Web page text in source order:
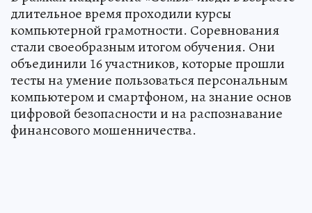
длительное время проходили курсы
компьютерной грамотности. Соревнования
стали своеобразным итогом обучения. Они
объединили 16 участников, которые прошли
тесты на умение пользоваться персональным
компьютером и смартфоном, на знание основ
цифровой безопасности и на распознавание
финансового мошенничества.